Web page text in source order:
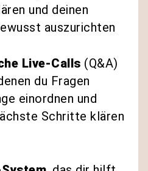
und deinen
auszurichten
Live-Calls (Q&A)
du Fragen
einordnen und
Schritte klären